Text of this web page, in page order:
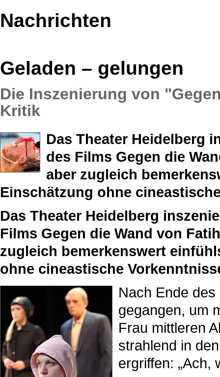
Nachrichten
Geladen – gelungen
Die Inszenierung von
Kritik
Das Theater Heidelberg
des Films Gegen die
aber zugleich
Einschätzung ohne
Das Theater Heidelberg
Films Gegen die Wand von
zugleich bemerkenswert
ohne cineastische
Nach Ende
gegangen, um
Frau mittleren
strahlend in
ergriffen: „Ach,